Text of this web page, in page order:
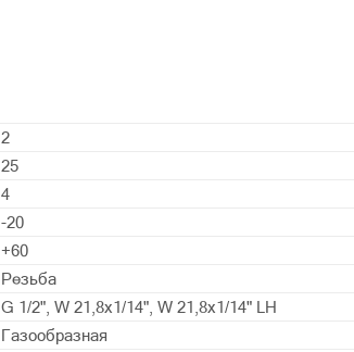
2
25
4
-20
+60
Резьба
G 1/2", W 21,8x1/14", W 21,8x1/14" LH
Газообразная